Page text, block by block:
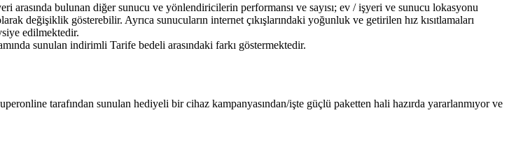
arasında bulunan diğer sunucu ve yönlendiricilerin performansı ve sayısı; ev / işyeri ve sunucu lokasyonu
değişiklik gösterebilir. Ayrıca sunucuların internet çıkışlarındaki yoğunluk ve getirilen hız kısıtlamaları
edilmektedir.
sunulan indirimli Tarife bedeli arasındaki farkı göstermektedir.​
tarafından sunulan hediyeli bir cihaz kampanyasından/işte güçlü paketten hali hazırda yararlanmıyor ve